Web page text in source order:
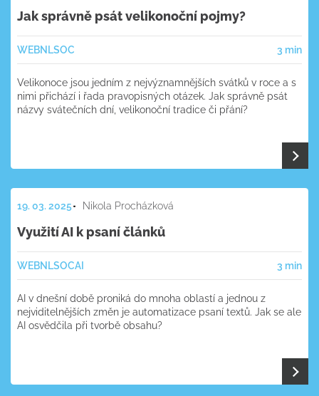
Jak správně psát velikonoční pojmy?
WEBNLSOC 3 min
Velikonoce jsou jedním z nejvýznamnějších svátků v roce a s
nimi přichází i řada pravopisných otázek. Jak správně psát
názvy svátečních dní, velikonoční tradice či přání?
19. 03. 2025 Nikola Procházková
Využití AI k psaní článků
WEBNLSOCAI 3 min
AI v dnešní době proniká do mnoha oblastí a jednou z
nejviditelnějších změn je automatizace psaní textů. Jak se ale
AI osvědčila při tvorbě obsahu?